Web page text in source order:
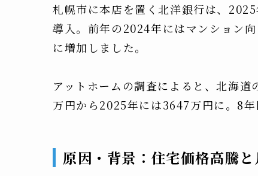
札幌市に本店を置く北洋銀行は、
導入。前年の2024年にはマンション
に増加しました。
アットホームの調査によると、北海
万円から2025年には3647万円に。8
原因・背景：住宅価格高騰